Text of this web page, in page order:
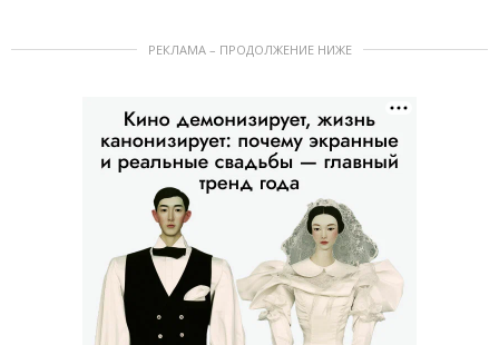
РЕКЛАМА – ПРОДОЛЖЕНИЕ НИЖЕ